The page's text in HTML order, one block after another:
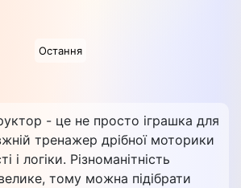
Остання
- це не просто іграшка для
тренажер дрібної моторики
і логіки. Різноманітність
тому можна підібрати